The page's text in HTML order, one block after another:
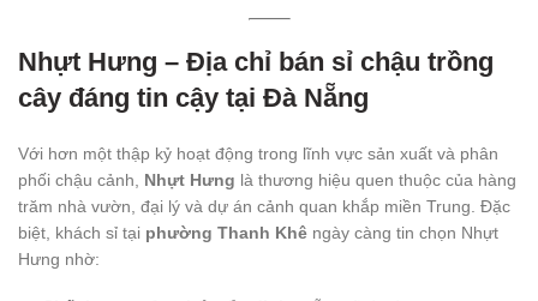
Nhựt Hưng – Địa chỉ bán sỉ chậu trồng
cây đáng tin cậy tại Đà Nẵng
Với hơn một thập kỷ hoạt động trong lĩnh vực sản xuất và phân
phối chậu cảnh, Nhựt Hưng là thương hiệu quen thuộc của hàng
trăm nhà vườn, đại lý và dự án cảnh quan khắp miền Trung. Đặc
biệt, khách sỉ tại phường Thanh Khê ngày càng tin chọn Nhựt
Hưng nhờ: